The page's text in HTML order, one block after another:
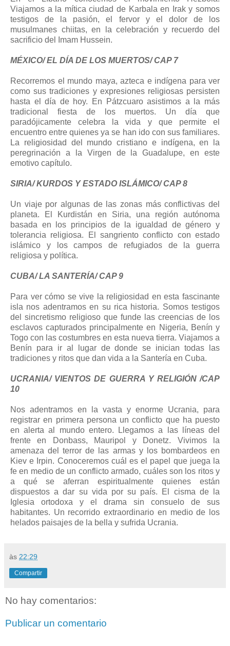
Viajamos a la mítica ciudad de Karbala en Irak y somos
testigos de la pasión, el fervor y el dolor de los
musulmanes chiitas, en la celebración y recuerdo del
sacrificio del Imam Hussein.
MÉXICO/ EL DÍA DE LOS MUERTOS/ CAP 7
Recorremos el mundo maya, azteca e indígena para ver
como sus tradiciones y expresiones religiosas persisten
hasta el día de hoy. En Pátzcuaro asistimos a la más
tradicional fiesta de los muertos. Un día que
paradójicamente celebra la vida y que permite el
encuentro entre quienes ya se han ido con sus familiares.
La religiosidad del mundo cristiano e indígena, en la
peregrinación a la Virgen de la Guadalupe, en este
emotivo capítulo.
SIRIA/ KURDOS Y ESTADO ISLÁMICO/ CAP 8
Un viaje por algunas de las zonas más conflictivas del
planeta. El Kurdistán en Siria, una región autónoma
basada en los principios de la igualdad de género y
tolerancia religiosa. El sangriento conflicto con estado
islámico y los campos de refugiados de la guerra
religiosa y política.
CUBA/ LA SANTERÍA/ CAP 9
Para ver cómo se vive la religiosidad en esta fascinante
isla nos adentramos en su rica historia. Somos testigos
del sincretismo religioso que funde las creencias de los
esclavos capturados principalmente en Nigeria, Benín y
Togo con las costumbres en esta nueva tierra. Viajamos a
Benín para ir al lugar de donde se inician todas las
tradiciones y ritos que dan vida a la Santería en Cuba.
UCRANIA/ VIENTOS DE GUERRA Y RELIGIÓN /CAP
10
Nos adentramos en la vasta y enorme Ucrania, para
registrar en primera persona un conflicto que ha puesto
en alerta al mundo entero. Llegamos a las líneas del
frente en Donbass, Mauripol y Donetz. Vivimos la
amenaza del terror de las armas y los bombardeos en
Kiev e Irpin. Conoceremos cuál es el papel que juega la
fe en medio de un conflicto armado, cuáles son los ritos y
a qué se aferran espiritualmente quienes están
dispuestos a dar su vida por su país. El cisma de la
Iglesia ortodoxa y el drama sin consuelo de sus
habitantes. Un recorrido extraordinario en medio de los
helados paisajes de la bella y sufrida Ucrania.
às 22:29
Compartir
No hay comentarios:
Publicar un comentario